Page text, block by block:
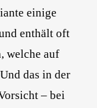
einige
enthält oft
welche auf
das in der
– bei